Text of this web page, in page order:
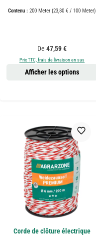
Contenu : 200 Meter (23,80 € / 100 Meter)
Prix régulier :
De 47,59 €
Prix TTC, frais de livraison en sus
Afficher les options
Corde de clôture électrique